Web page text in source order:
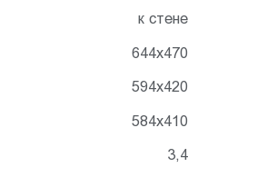
к стене
644x470
594x420
584x410
3,4